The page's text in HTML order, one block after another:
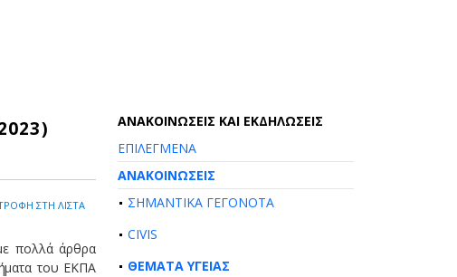
ΣΤΗ ΛΙΣΤΑ
πολλά άρθρα
του ΕΚΠΑ
AΝΑΚΟΙΝΩΣΕΙΣ ΚΑΙ ΕΚΔΗΛΩΣΕΙΣ
ΕΠΙΛΕΓΜΕΝΑ
ΑΝΑΚΟΙΝΩΣΕΙΣ
ΣΗΜΑΝΤΙΚΑ ΓΕΓΟΝΟΤΑ
CIVIS
ΘΕΜΑΤΑ ΥΓΕΙΑΣ